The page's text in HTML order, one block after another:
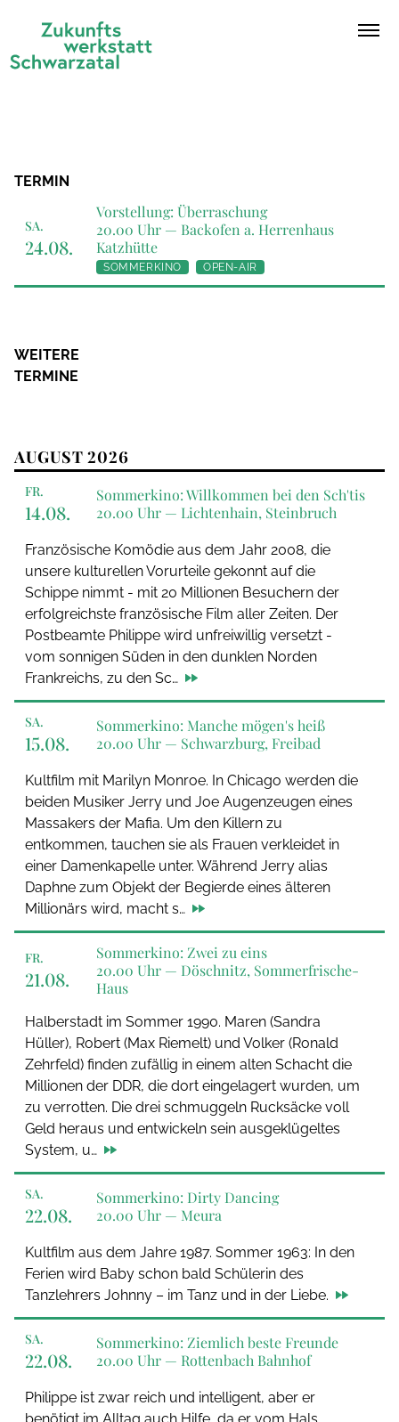
TERMIN
SA.
24.08.
Vorstellung: Überraschung
20.00 Uhr — Backofen a. Herrenhaus
Katzhütte
SOMMERKINO OPEN-AIR
WEITERE
TERMINE
AUGUST 2026
FR.
14.08.
Sommerkino: Willkommen bei den Sch'tis
20.00 Uhr — Lichtenhain, Steinbruch
Französische Komödie aus dem Jahr 2008, die
unsere kulturellen Vorurteile gekonnt auf die
Schippe nimmt - mit 20 Millionen Besuchern der
erfolgreichste französische Film aller Zeiten. Der
Postbeamte Philippe wird unfreiwillig versetzt -
vom sonnigen Süden in den dunklen Norden
Frankreichs, zu den Sc…
SA.
15.08.
Sommerkino: Manche mögen's heiß
20.00 Uhr — Schwarzburg, Freibad
Kultfilm mit Marilyn Monroe. In Chicago werden die
beiden Musiker Jerry und Joe Augenzeugen eines
Massakers der Mafia. Um den Killern zu
entkommen, tauchen sie als Frauen verkleidet in
einer Damenkapelle unter. Während Jerry alias
Daphne zum Objekt der Begierde eines älteren
Millionärs wird, macht s…
FR.
21.08.
Sommerkino: Zwei zu eins
20.00 Uhr — Döschnitz, Sommerfrische-
Haus
Halberstadt im Sommer 1990. Maren (Sandra
Hüller), Robert (Max Riemelt) und Volker (Ronald
Zehrfeld) finden zufällig in einem alten Schacht die
Millionen der DDR, die dort eingelagert wurden, um
zu verrotten. Die drei schmuggeln Rucksäcke voll
Geld heraus und entwickeln sein ausgeklügeltes
System, u…
SA.
22.08.
Sommerkino: Dirty Dancing
20.00 Uhr — Meura
Kultfilm aus dem Jahre 1987. Sommer 1963: In den
Ferien wird Baby schon bald Schülerin des
Tanzlehrers Johnny – im Tanz und in der Liebe.
SA.
22.08.
Sommerkino: Ziemlich beste Freunde
20.00 Uhr — Rottenbach Bahnhof
Philippe ist zwar reich und intelligent, aber er